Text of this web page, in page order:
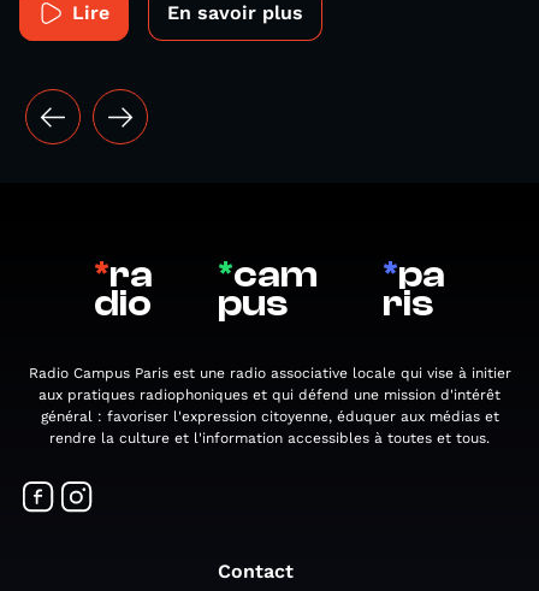
Lire En savoir plus
*ra
dio
*cam
pus
*pa
ris
Radio Campus Paris est une radio associative locale qui vise à initier
aux pratiques radiophoniques et qui défend une mission d'intérêt
général : favoriser l'expression citoyenne, éduquer aux médias et
rendre la culture et l'information accessibles à toutes et tous.
Contact